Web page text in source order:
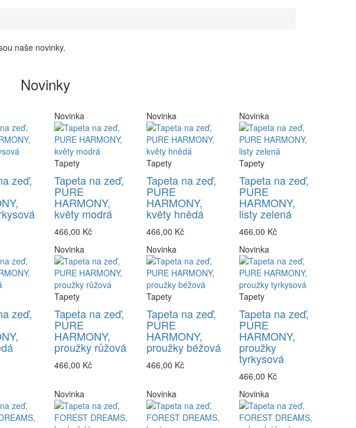
naše novinky.
Novinky
zeď,
Novinka
Tapety
Tapeta na zeď,
PURE
HARMONY,
květy modrá
466,00 Kč
Novinka
Tapety
Tapeta na zeď,
PURE
HARMONY,
květy hnědá
466,00 Kč
Novinka
Tapety
Tapeta na zeď,
PURE
HARMONY,
listy zelená
466,00 Kč
zeď,
Novinka
Tapety
Tapeta na zeď,
PURE
HARMONY,
proužky růžová
466,00 Kč
Novinka
Tapety
Tapeta na zeď,
PURE
HARMONY,
proužky béžová
466,00 Kč
Novinka
Tapety
Tapeta na zeď,
PURE
HARMONY,
proužky
tyrkysová
466,00 Kč
Novinka Novinka Novinka